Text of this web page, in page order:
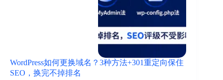
WordPress如何更换域名？3种方法+301重定向保住
SEO，换完不掉排名